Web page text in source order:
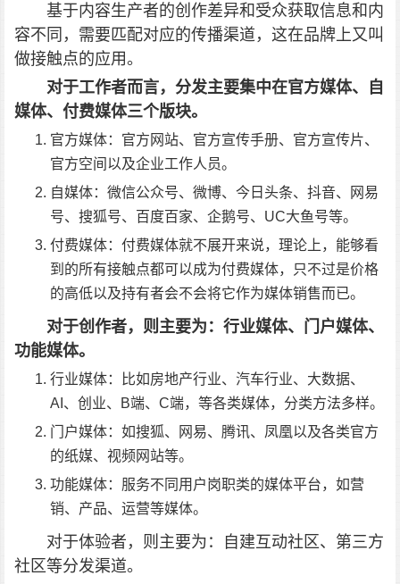
基于内容生产者的创作差异和受众获取信息和内
容不同，需要匹配对应的传播渠道，这在品牌上又叫
做接触点的应用。
对于工作者而言，分发主要集中在官方媒体、自
媒体、付费媒体三个版块。
官方媒体：官方网站、官方宣传手册、官方宣传片、
官方空间以及企业工作人员。
自媒体：微信公众号、微博、今日头条、抖音、网易
号、搜狐号、百度百家、企鹅号、UC大鱼号等。
付费媒体：付费媒体就不展开来说，理论上，能够看
到的所有接触点都可以成为付费媒体，只不过是价格
的高低以及持有者会不会将它作为媒体销售而已。
对于创作者，则主要为：行业媒体、门户媒体、
功能媒体。
行业媒体：比如房地产行业、汽车行业、大数据、
AI、创业、B端、C端，等各类媒体，分类方法多样。
门户媒体：如搜狐、网易、腾讯、凤凰以及各类官方
的纸媒、视频网站等。
功能媒体：服务不同用户岗职类的媒体平台，如营
销、产品、运营等媒体。
对于体验者，则主要为：自建互动社区、第三方
社区等分发渠道。